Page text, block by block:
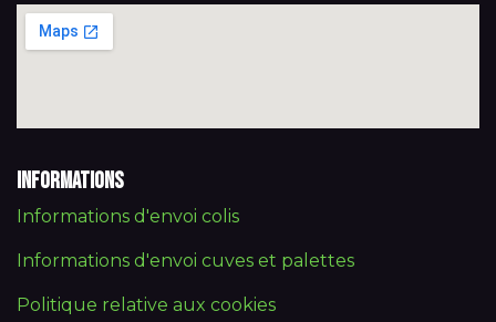
Informations
Informations d'envoi colis
Informations d'envoi cuves et palettes
Politique relative aux cookies